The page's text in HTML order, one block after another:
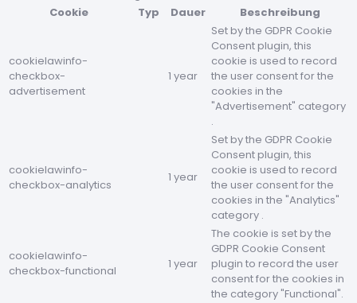
Cookie
Typ Dauer Beschreibung
cookielawinfo-
checkbox-
advertisement
1 year
Set by the GDPR Cookie
Consent plugin, this
cookie is used to record
the user consent for the
cookies in the
"Advertisement" category
.
cookielawinfo-
checkbox-analytics
1 year
Set by the GDPR Cookie
Consent plugin, this
cookie is used to record
the user consent for the
cookies in the "Analytics"
category .
cookielawinfo-
checkbox-functional
1 year
The cookie is set by the
GDPR Cookie Consent
plugin to record the user
consent for the cookies in
the category "Functional".